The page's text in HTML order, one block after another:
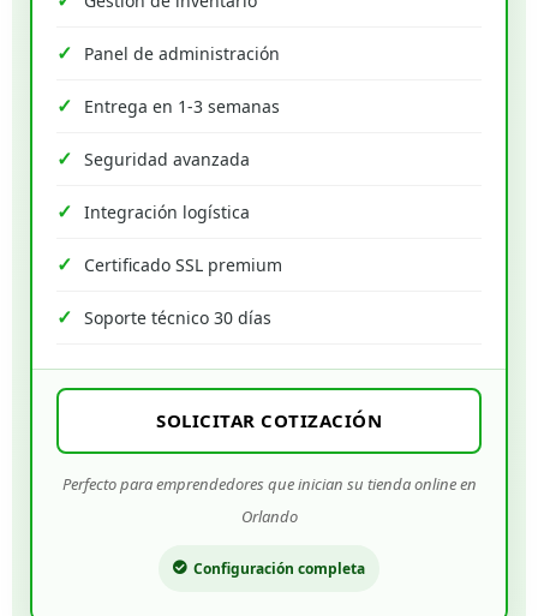
Panel de administración
Entrega en 1-3 semanas
Seguridad avanzada
Integración logística
Certificado SSL premium
Soporte técnico 30 días
SOLICITAR COTIZACIÓN
Perfecto para emprendedores que inician su tienda online en
Orlando
Configuración completa